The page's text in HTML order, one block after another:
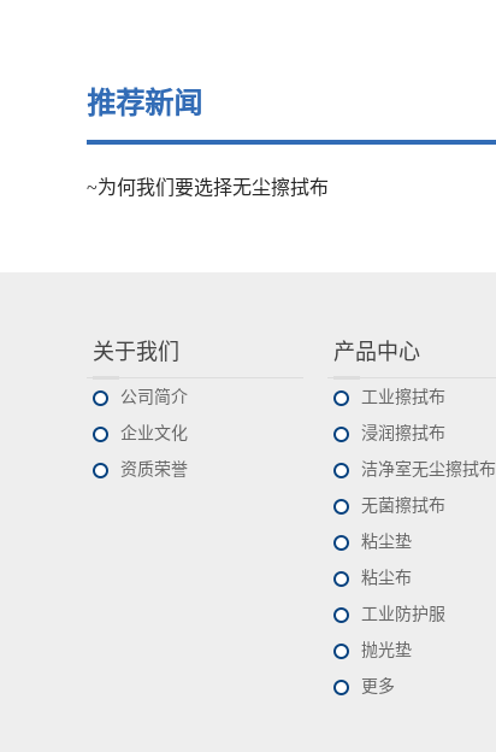
推荐新闻
~为何我们要选择无尘擦拭布
关于我们
公司简介
企业文化
资质荣誉
产品中心
工业擦拭布
浸润擦拭布
洁净室无尘擦拭布
无菌擦拭布
粘尘垫
粘尘布
工业防护服
抛光垫
更多